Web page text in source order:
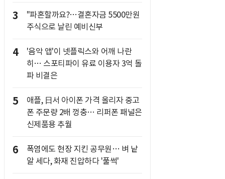
3
"파혼할까요?…결혼자금 5500만원
주식으로 날린 예비신부
4
'음악 앱'이 넷플릭스와 어깨 나란
히… 스포티파이 유료 이용자 3억 돌
파 비결은
5
애플, 日서 아이폰 가격 올리자 중고
폰 주문량 2배 껑충… 리퍼폰 패널은
신제품용 추월
6
폭염에도 현장 지킨 공무원… 벼 낱
알 세다, 화재 진압하다 '풀썩'